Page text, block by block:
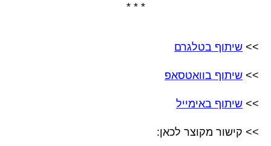
* * *
>> שיתוף בטלגרם
>> שיתוף בוואטסאפ
>> שיתוף באימייל
>> קישור מקוצר לכאן: